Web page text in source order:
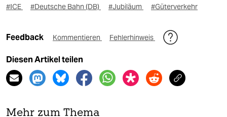
#ICE #Deutsche Bahn (DB) #Jubiläum #Güterverkehr
Feedback Kommentieren Fehlerhinweis
Diesen Artikel teilen
Mehr zum Thema